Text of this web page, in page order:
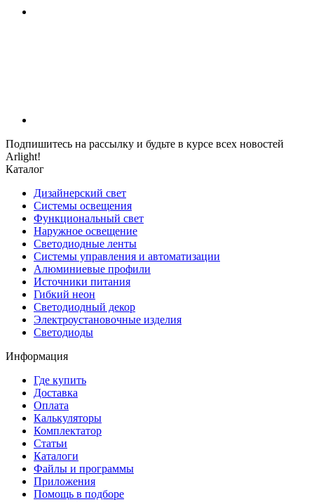
Подпишитесь на рассылку и будьте в курсе всех новостей
Arlight!
Каталог
Дизайнерский свет
Системы освещения
Функциональный свет
Наружное освещение
Светодиодные ленты
Системы управления и автоматизации
Алюминиевые профили
Источники питания
Гибкий неон
Светодиодный декор
Электроустановочные изделия
Светодиоды
Информация
Где купить
Доставка
Оплата
Калькуляторы
Комплектатор
Статьи
Каталоги
Файлы и программы
Приложения
Помощь в подборе